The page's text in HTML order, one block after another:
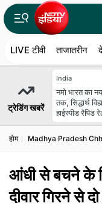
LIVE टीवी ताजातरीन
ट्रेडिंग खबरें
India
नमो भारत का
तक, सिद्धार्थ
हाईस्पीड रैपिड
होम Madhya Pradesh
आंधी से बचने के
दीवार गिरने से